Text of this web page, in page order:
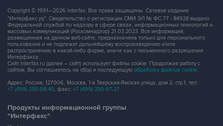
Copyright © 1991—2026 Interfax. Все права защищены. Сетевое издание
"Интерфакс.ру". Свидетельство о регистрации СМИ ЭЛ № ФС 77 - 84928 выдано
Федеральной службой по надзору в сфере связи, информационных технологий и
массовых коммуникаций (Роскомнадзор) 21.03.2023. Вся информация,
размещенная на данном веб-сайте, предназначена только для персонального
пользования и не подлежит дальнейшему воспроизведению и/или
распространению в какой-либо форме, иначе как с письменного разрешения
Интерфакса.
Сайт Interfax.ru (далее – сайт) использует файлы cookie. Продолжая работу с
сайтом, Вы соглашаетесь на сбор и последующую обработку файлов cookie.
Адрес: Россия, 127006, Москва, 1-я Тверская-Ямская улица, дом 2, стр.1, тел.:
+7 (499) 250-98-40, факс: +7 (499) 250-97-27
Продукты информационной группы
"Интерфакс"